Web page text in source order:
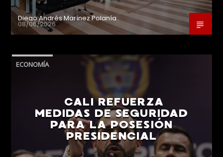
Diego Andrés Marínez Polanía
08/06/2026
ECONOMÍA
CALI REFUERZA
MEDIDAS DE SEGURIDAD
PARA LA POSESIÓN
PRESIDENCIAL